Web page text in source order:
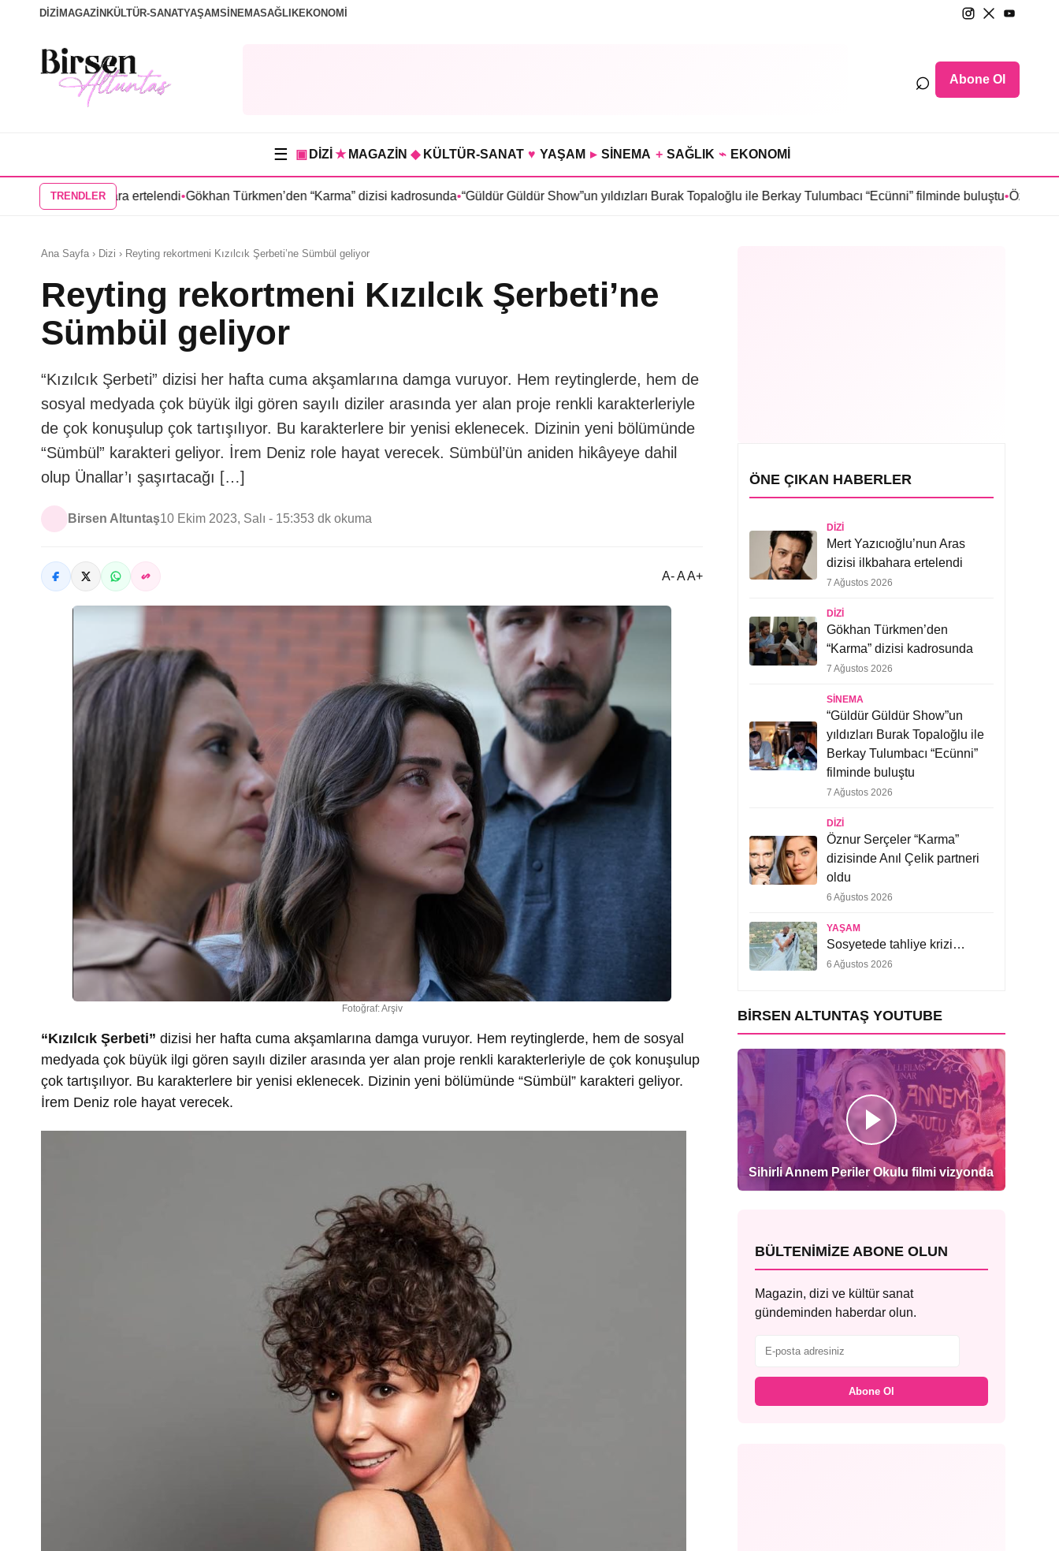
DİZİ MAGAZİN KÜLTÜR-SANATYAŞAMSİNEMASAĞLIKEKONOMİ
⌕ Abone Ol
☰ ▣ DİZİ ★ MAGAZİN ◆ KÜLTÜR-SANAT ♥ YAŞAM ▸ SİNEMA + SAĞLIK ⌁ EKONOMİ
TRENDLER
ilkbahara ertelendi• Gökhan Türkmen’den “Karma” dizisi kadrosunda•“Güldür Güldür Show”un yıldızları Burak Topaloğlu ile Berkay Tulumbacı “Ecünni” filminde buluştu•Öznur Serçeler
Ana Sayfa › Dizi › Reyting rekortmeni Kızılcık Şerbeti’ne Sümbül geliyor
Reyting rekortmeni Kızılcık Şerbeti’ne
Sümbül geliyor
“Kızılcık Şerbeti” dizisi her hafta cuma akşamlarına damga vuruyor. Hem reytinglerde, hem de
sosyal medyada çok büyük ilgi gören sayılı diziler arasında yer alan proje renkli karakterleriyle
de çok konuşulup çok tartışılıyor. Bu karakterlere bir yenisi eklenecek. Dizinin yeni bölümünde
“Sümbül” karakteri geliyor. İrem Deniz role hayat verecek. Sümbül’ün aniden hikâyeye dahil
olup Ünallar’ı şaşırtacağı […]
Birsen Altuntaş10 Ekim 2023, Salı - 15:353 dk okuma
A- A A+
Fotoğraf: Arşiv
“Kızılcık Şerbeti” dizisi her hafta cuma akşamlarına damga vuruyor. Hem reytinglerde, hem de sosyal
medyada çok büyük ilgi gören sayılı diziler arasında yer alan proje renkli karakterleriyle de çok konuşulup
çok tartışılıyor. Bu karakterlere bir yenisi eklenecek. Dizinin yeni bölümünde “Sümbül” karakteri geliyor.
İrem Deniz role hayat verecek.
ÖNE ÇIKAN HABERLER
DIZI
Mert Yazıcıoğlu’nun Aras
dizisi ilkbahara ertelendi
7 Ağustos 2026
DIZI
Gökhan Türkmen’den
“Karma” dizisi kadrosunda
7 Ağustos 2026
SINEMA
“Güldür Güldür Show”un
yıldızları Burak Topaloğlu ile
Berkay Tulumbacı “Ecünni”
filminde buluştu
7 Ağustos 2026
DIZI
Öznur Serçeler “Karma”
dizisinde Anıl Çelik partneri
oldu
6 Ağustos 2026
YAŞAM
Sosyetede tahliye krizi…
6 Ağustos 2026
BIRSEN ALTUNTAŞ YOUTUBE
Sihirli Annem Periler Okulu filmi vizyonda
BÜLTENIMIZE ABONE OLUN
Magazin, dizi ve kültür sanat
gündeminden haberdar olun.
Abone Ol